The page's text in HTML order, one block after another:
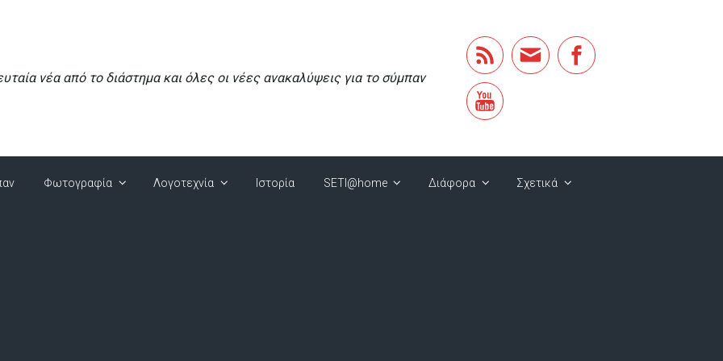
νέα από το διάστημα και όλες οι νέες ανακαλύψεις για το σύμπαν
Φωτογραφία Λογοτεχνία Ιστορία SETI@home Διάφορα Σχετικά